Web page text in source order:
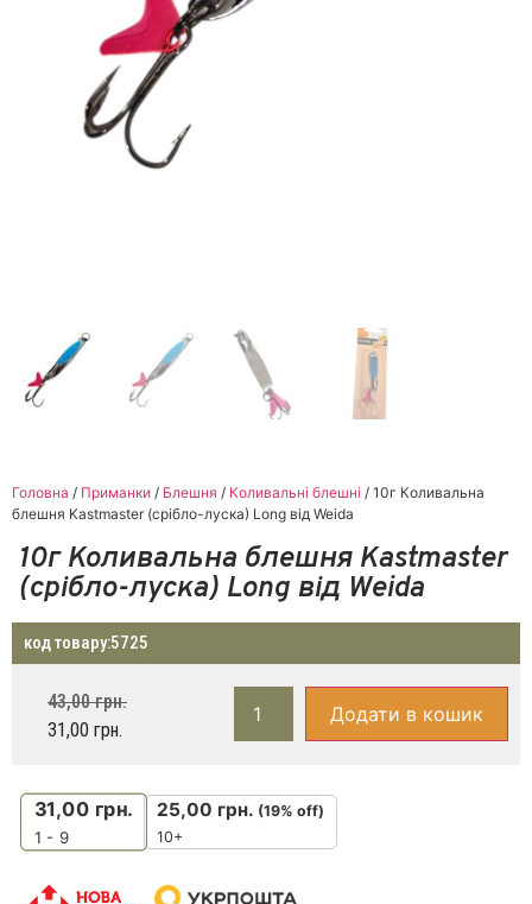
Головна / Приманки / Блешня / Коливальні блешні / 10г Коливальна
блешня Kastmaster (срібло-луска) Long від Weida
10г Коливальна блешня Kastmaster
(срібло-луска) Long від Weida
код товару:5725
43,00грн.
31,00 грн.
Додати в кошик
31,00 грн.
1 - 9
25,00 грн. (19% off)
10+